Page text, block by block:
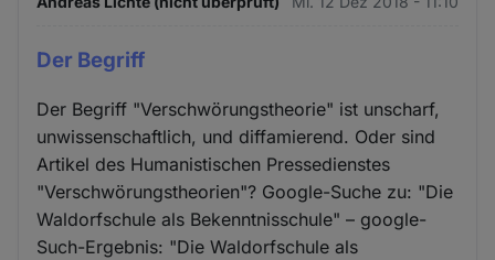
Der Begriff
Der Begriff "Verschwörungstheorie" ist unscharf,
unwissenschaftlich, und diffamierend. Oder sind
Artikel des Humanistischen Pressedienstes
"Verschwörungstheorien"? Google-Suche zu: "Die
Waldorfschule als Bekenntnisschule" – google-
Such-Ergebnis: "Die Waldorfschule als